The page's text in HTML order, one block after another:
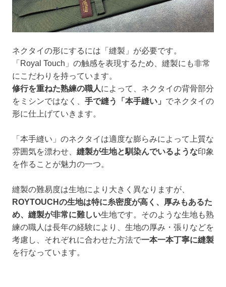
ネクタイの形にするには「縫製」が必要です。
「Royal Touch」の触感を表現するため、縫製にも非常
にこだわりを持っています。
修行を重ねた熟練の職人によって、ネクタイの背骨部分
をミシンではなく、 手で縫う「本手縫い」 でネクタイの
形に仕上げていきます。
「本手縫い」のネクタイは適度な膨らみによって上質な
雰囲気を漂わせ、 縫製が生地と馴染んでいるような印象
を作ることが魅力の一つ。
縫製の難易度は生地により大きく異なりますが、
ROYTOUCHの生地は特に糸密度が高く、厚みもあるた
め、縫製が非常に難しい生地です。そのような生地も熟
練の職人は長年の経験により、生地の厚み・張りなどを
考慮し、それぞれに合わせた方法で一本一本丁寧に縫製
を行なっています。